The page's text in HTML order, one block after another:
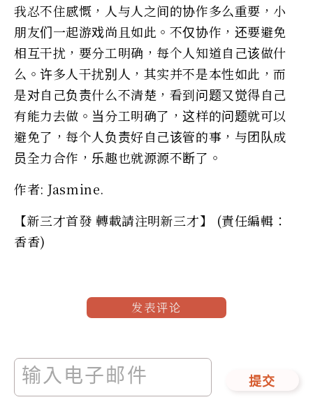
我忍不住感慨，人与人之间的协作多么重要，小
朋友们一起游戏尚且如此。不仅协作，还要避免
相互干扰，要分工明确，每个人知道自己该做什
么。许多人干扰别人，其实并不是本性如此，而
是对自己负责什么不清楚，看到问题又觉得自己
有能力去做。当分工明确了，这样的问题就可以
避免了，每个人负责好自己该管的事，与团队成
员全力合作，乐趣也就源源不断了。
作者: Jasmine.
【新三才首發 轉載請注明新三才】 (責任編輯：
香香)
发表评论
提交